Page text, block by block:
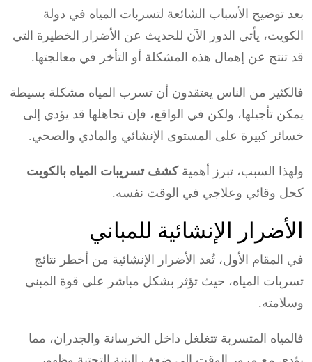
بعد توضيح الأسباب الشائعة لتسربات المياه في دولة
الكويت، يأتي الدور الآن للحديث عن الأضرار الخطيرة التي
قد تنتج عن إهمال هذه المشكلة أو التأخر في معالجتها.
فالكثير من الناس يعتقدون أن تسرب المياه مشكلة بسيطة
يمكن تأجيلها، ولكن في الواقع، فإن تجاهلها قد يؤدي إلى
خسائر كبيرة على المستوى الإنشائي والمادي والصحي.
ولهذا السبب، تبرز أهميةكشف تسريبات المياه بالكويت
كحل وقائي وعلاجي في الوقت نفسه.
الأضرار الإنشائية للمباني
في المقام الأول، تُعد الأضرار الإنشائية من أخطر نتائج
تسربات المياه، حيث تؤثر بشكل مباشر على قوة المبنى
وسلامته.
فالمياه المتسربة تتغلغل داخل الخرسانة والجدران، مما